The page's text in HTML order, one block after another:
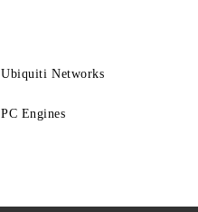
Ubiquiti Networks
PC Engines